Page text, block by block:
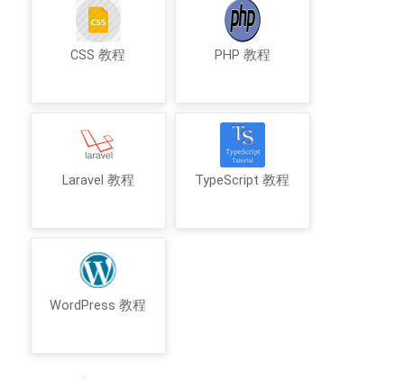
CSS 教程 PHP 教程
Laravel 教程 TypeScript 教程
WordPress 教程